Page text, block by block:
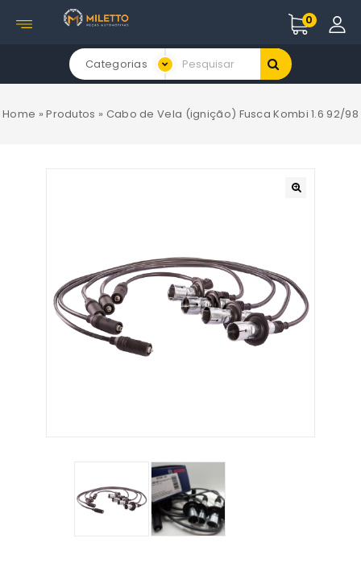
0
Categorias
Home »Produtos » Cabo de Vela (ignição) Fusca Kombi 1.6 92/98